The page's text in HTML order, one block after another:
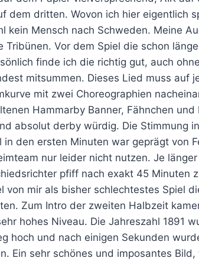
dem dritten. Wovon ich hier eigentlich
kein Mensch nach Schweden. Meine
Vor dem Spiel die schon
finde ich die richtig gut, auch
mitsummen. Dieses Lied muss auf
mit zwei Choreographien
Hammarby Banner, Fähnchen und
absolut derby würdig. Die Stimmung
den ersten Minuten war geprägt von
nur leider nicht nutzen. Je
pfiff nach exakt 45 Minuten
mir als bisher schlechtestes Spiel
Zum Intro der zweiten Halbzeit
hohes Niveau. Die Jahreszahl 1891
hoch und nach einigen Sekunden
Ein sehr schönes und imposantes Bild,